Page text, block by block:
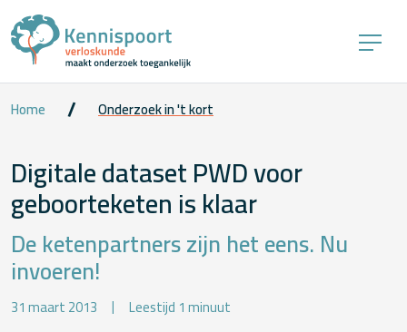
Home Onderzoek in 't kort
Digitale dataset PWD voor
geboorteketen is klaar
De ketenpartners zijn het eens. Nu
invoeren!
31 maart 2013 Leestijd 1 minuut